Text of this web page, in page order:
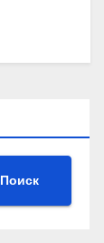
Поиск